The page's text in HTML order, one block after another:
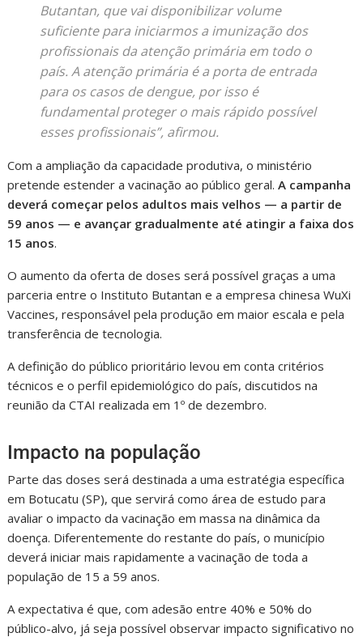
Butantan, que vai disponibilizar volume
suficiente para iniciarmos a imunização dos
profissionais da atenção primária em todo o
país. A atenção primária é a porta de entrada
para os casos de dengue, por isso é
fundamental proteger o mais rápido possível
esses profissionais”, afirmou.
Com a ampliação da capacidade produtiva, o ministério
pretende estender a vacinação ao público geral.A campanha
deverá começar pelos adultos mais velhos — a partir de
59 anos — e avançar gradualmente até atingir a faixa dos
15 anos.
O aumento da oferta de doses será possível graças a uma
parceria entre o Instituto Butantan e a empresa chinesa WuXi
Vaccines, responsável pela produção em maior escala e pela
transferência de tecnologia.
A definição do público prioritário levou em conta critérios
técnicos e o perfil epidemiológico do país, discutidos na
reunião da CTAI realizada em 1º de dezembro.
Impacto na população
Parte das doses será destinada a uma estratégia específica
em Botucatu (SP), que servirá como área de estudo para
avaliar o impacto da vacinação em massa na dinâmica da
doença. Diferentemente do restante do país, o município
deverá iniciar mais rapidamente a vacinação de toda a
população de 15 a 59 anos.
A expectativa é que, com adesão entre 40% e 50% do
público-alvo, já seja possível observar impacto significativo no